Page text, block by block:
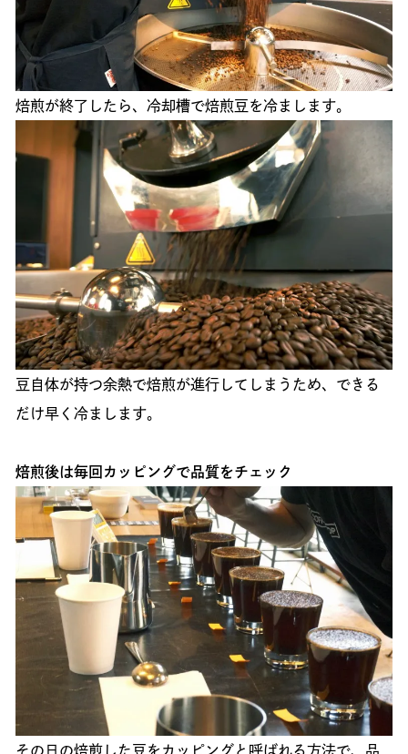
焙煎が終了したら、冷却槽で焙煎豆を冷まします。
豆自体が持つ余熱で焙煎が進行してしまうため、できる
だけ早く冷まします。
焙煎後は毎回カッピングで品質をチェック